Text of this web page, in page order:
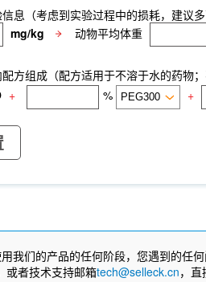
息（考虑到实验过程中的损耗，建议
mg/kg 动物平均体重
方组成（配方适用于不溶于水的药物
+ % +
我们的产品的任何阶段，您遇到的任
或者技术支持邮箱tech@selleck.cn，